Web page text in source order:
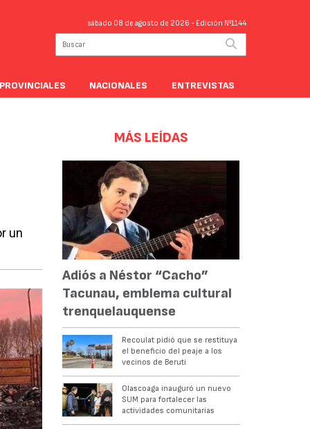
sábado 08 de agosto de 2026 - Edición Nº1144
NACIONALES ENTREVISTAS
un
MÁS LEÍDAS
Adiós a Néstor “Cacho”
Tacunau, emblema cultural
trenquelauquense
Recoulat pidió que se restituya
el beneficio del peaje a los
vecinos de Beruti
Olascoaga inauguró un nuevo
SUM para fortalecer las
actividades comunitarias